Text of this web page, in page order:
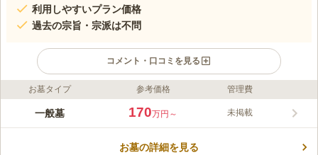
利用しやすいプラン価格
過去の宗旨・宗派は不問
コメント・口コミを見る
ライフドット編集部のコメント
山手線「巣鴨駅」から徒歩7分ほどに位置しています。閑静な住
どなたでもご利用することができます。葬儀もリーズナブルなプ
お墓タイプ 参考価格 管理費
一般墓 170万円～ 未掲載
お墓の詳細を見る